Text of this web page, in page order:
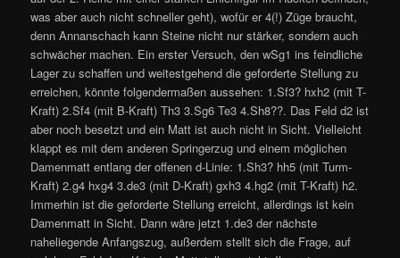
was aber auch nicht schneller geht), wofür er 4(!) Züge braucht,
denn Annanschach kann Steine nicht nur stärker, sondern auch
schwächer machen. Ein erster Versuch, den wSg1 ins feindliche
Lager zu schaffen und weitestgehend die geforderte Stellung zu
erreichen, könnte folgendermaßen aussehen: 1.Sf3? hxh2 (mit T-
Kraft) 2.Sf4 (mit B-Kraft) Th3 3.Sg6 Te3 4.Sh8??. Das Feld d2 ist
aber noch besetzt und ein Matt ist auch nicht in Sicht. Vielleicht
klappt es mit dem anderen Springerzug und einem möglichen
Damenmatt entlang der offenen d-Linie: 1.Sh3? hh5 (mit Turm-
Kraft) 2.g4 hxg4 3.de3 (mit D-Kraft) gxh3 4.hg2 (mit T-Kraft) h2.
Immerhin ist die geforderte Stellung erreicht, allerdings ist kein
Damenmatt in Sicht. Dann wäre jetzt 1.de3 der nächste
naheliegende Anfangszug, außerdem stellt sich die Frage, auf